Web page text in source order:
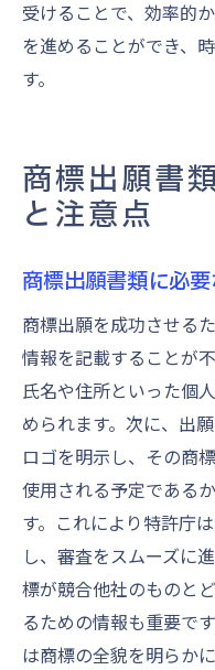
受けることで、効率的
を進めることができ、
す。
商標出願書
と注意点
商標出願書類に必
商標出願を成功させる
情報を記載することが
氏名や住所といった個
められます。次に、出
ロゴを明示し、その商
使用される予定である
す。これにより特許庁
し、審査をスムーズに
標が競合他社のものと
るための情報も重要で
は商標の全貌を明らか